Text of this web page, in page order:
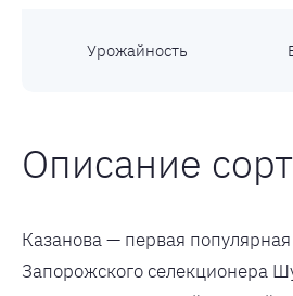
Урожайность
Описание
Казанова — первая
Запорожского селекционера